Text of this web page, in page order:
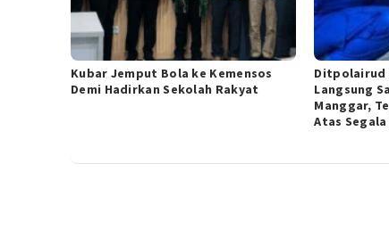
Kubar Jemput Bola ke Kemensos
Demi Hadirkan Sekolah Rakyat
Ditpolairud
Langsung
Manggar,
Atas